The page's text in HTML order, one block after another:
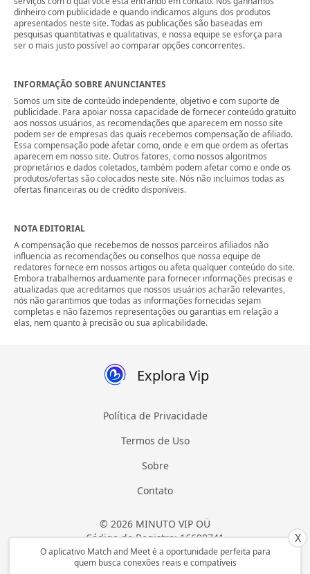
X
O aplicativo Match and Meet é a oportunidade perfeita para
quem busca conexões reais e compatíveis
dinheiro com publicidade e quando indicamos alguns dos produtos
apresentados neste site. Todas as publicações são baseadas em
pesquisas quantitativas e qualitativas, e nossa equipe se esforça para
ser o mais justo possível ao comparar opções concorrentes.
INFORMAÇÃO SOBRE ANUNCIANTES
Somos um site de conteúdo independente, objetivo e com suporte de
publicidade. Para apoiar nossa capacidade de fornecer conteúdo gratuito
aos nossos usuários, as recomendações que aparecem em nosso site
podem ser de empresas das quais recebemos compensação de afiliado.
Essa compensação pode afetar como, onde e em que ordem as ofertas
aparecem em nosso site. Outros fatores, como nossos algoritmos
proprietários e dados coletados, também podem afetar como e onde os
produtos/ofertas são colocados neste site. Nós não incluímos todas as
ofertas financeiras ou de crédito disponíveis.
NOTA EDITORIAL
A compensação que recebemos de nossos parceiros afiliados não
influencia as recomendações ou conselhos que nossa equipe de
redatores fornece em nossos artigos ou afeta qualquer conteúdo do site.
Embora trabalhemos arduamente para fornecer informações precisas e
atualizadas que acreditamos que nossos usuários acharão relevantes,
nós não garantimos que todas as informações fornecidas sejam
completas e não fazemos representações ou garantias em relação a
elas, nem quanto à precisão ou sua aplicabilidade.
Explora Vip
Política de Privacidade
Termos de Uso
Sobre
Contato
© 2026 MINUTO VIP OÜ
Código de Registro: 16698741
Todos os direitos reservados